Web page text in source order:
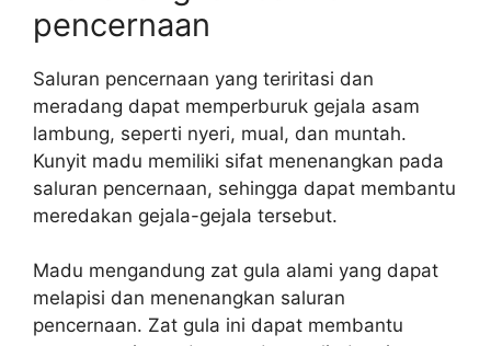
pencernaan
Saluran pencernaan yang teriritasi dan
meradang dapat memperburuk gejala asam
lambung, seperti nyeri, mual, dan muntah.
Kunyit madu memiliki sifat menenangkan pada
saluran pencernaan, sehingga dapat membantu
meredakan gejala-gejala tersebut.
Madu mengandung zat gula alami yang dapat
melapisi dan menenangkan saluran
pencernaan. Zat gula ini dapat membantu